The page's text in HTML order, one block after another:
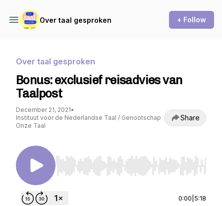
Over taal gesproken + Follow
Over taal gesproken
Bonus: exclusief reisadvies van
Taalpost
December 21, 2021•
Instituut voor de Nederlandse Taal / Genootschap
Onze Taal
Share
Use Left/Right to seek, Home/End to jump to
0:00 5:18